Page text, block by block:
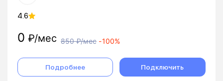
4.6
0 ₽/мес 850₽/мес -100%
Подробнее Подключить